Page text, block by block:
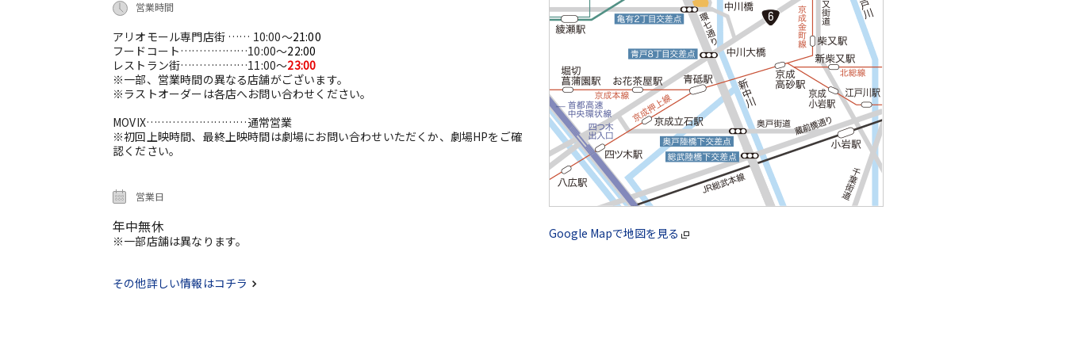
営業時間
アリオモール専門店街 …… 10:00～21:00
フードコート………………10:00～22:00
レストラン街………………11:00～23:00
※一部、営業時間の異なる店舗がございます。
※ラストオーダーは各店へお問い合わせください。
MOVIX………………………通常営業
※初回上映時間、最終上映時間は劇場にお問い合わせいただくか、劇場HPをご確
認ください。
営業日
年中無休
※一部店舗は異なります。
その他詳しい情報はコチラ
Google Mapで地図を見る